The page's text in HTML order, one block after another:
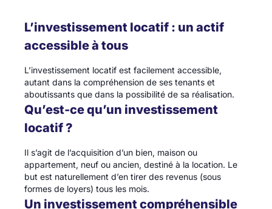
L’investissement locatif : un actif
accessible à tous
L’investissement locatif est facilement accessible,
autant dans la compréhension de ses tenants et
aboutissants que dans la possibilité de sa réalisation.
Qu’est-ce qu’un investissement
locatif ?
Il s’agit de l’acquisition d’un bien, maison ou
appartement, neuf ou ancien, destiné à la location. Le
but est naturellement d’en tirer des revenus (sous
formes de loyers) tous les mois.
Un investissement compréhensible